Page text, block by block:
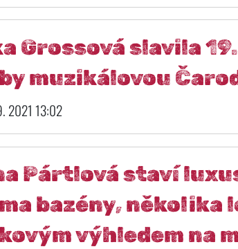
Grossová slavila
muzikálovou
2021 13:02
Pártlová staví
bazény, několika
výhledem na